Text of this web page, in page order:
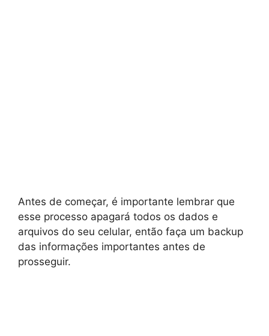
Antes de começar, é importante lembrar que
esse processo apagará todos os dados e
arquivos do seu celular, então faça um backup
das informações importantes antes de
prosseguir.